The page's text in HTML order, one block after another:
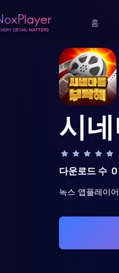
홈
시
다운로드 수 0
녹스 앱플레이